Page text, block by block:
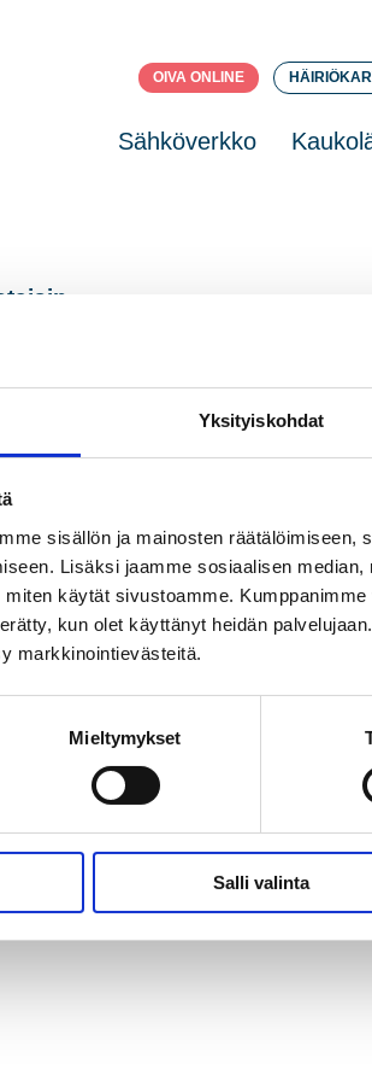
Yksityiskohdat
sisällön ja mainosten räätälöimiseen,
Lisäksi jaamme sosiaalisen
käytät sivustoamme.
kun olet käyttänyt heidän
markkinointievästeitä.
Mieltymykset
Salli valinta
OIVA ONLINE
Sähköverkko
paikallisnostalgiaa
02 837 781